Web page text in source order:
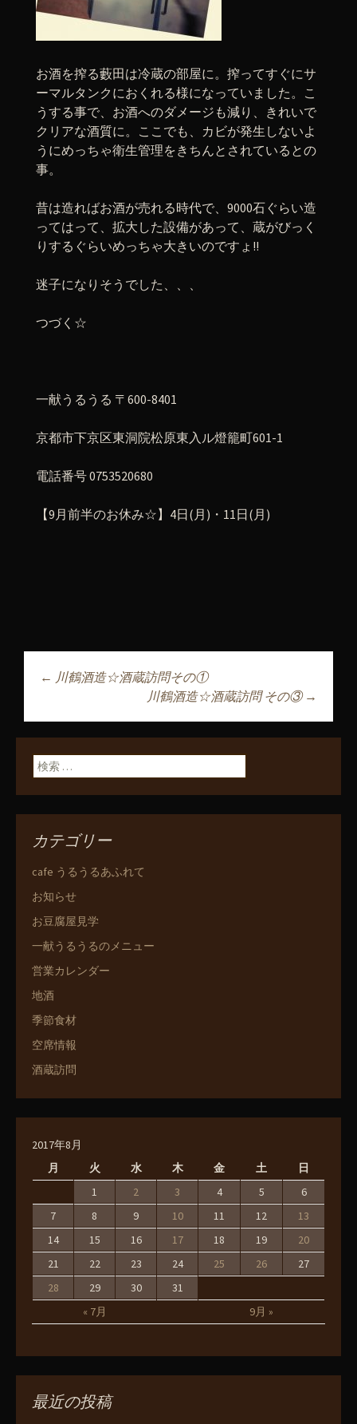
お酒を搾る藪田は冷蔵の部屋に。搾ってすぐにサ
ーマルタンクにおくれる様になっていました。こ
うする事で、お酒へのダメージも減り、きれいで
クリアな酒質に。ここでも、カビが発生しないよ
うにめっちゃ衛生管理をきちんとされているとの
事。
昔は造ればお酒が売れる時代で、9000石ぐらい造
ってはって、拡大した設備があって、蔵がびっく
りするぐらいめっちゃ大きいのですょ!!
迷子になりそうでした、、、
つづく☆
一献うるうる 〒600-8401
京都市下京区東洞院松原東入ル燈籠町601-1
電話番号 0753520680
【9月前半のお休み☆】4日(月)・11日(月)
投稿ナビゲーショ
ン
← 川鶴酒造☆酒蔵訪問その①
川鶴酒造☆酒蔵訪問 その③ →
検索:
カテゴリー
cafe うるうるあふれて
お知らせ
お豆腐屋見学
一献うるうるのメニュー
営業カレンダー
地酒
季節食材
空席情報
酒蔵訪問
2017年8月
月
火 水 木 金 土 日
« 7月 9月 »
1 2 3 4 5
6
7
8 9 10 11 12
13
14
15 16 17 18 19
20
21
22 23 24 25 26
27
28
29 30 31
最近の投稿